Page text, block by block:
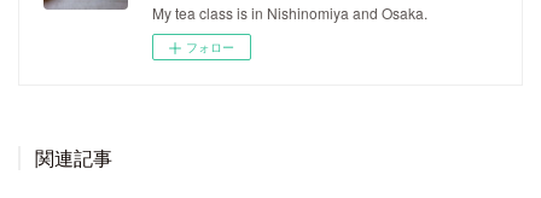
My tea class is in Nishinomiya and Osaka.
フォロー
関連記事